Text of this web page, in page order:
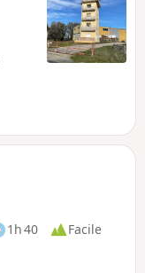
1h 40
Facile